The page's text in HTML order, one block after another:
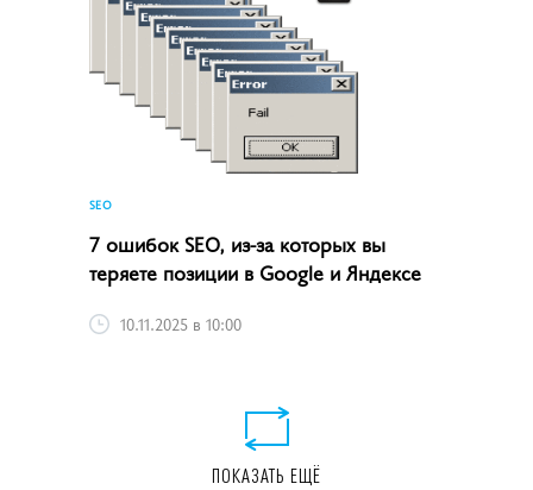
SEO
7 ошибок SEO, из-за которых вы
теряете позиции в Google и Яндексе
10.11.2025 в 10:00
ПОКАЗАТЬ ЕЩЁ